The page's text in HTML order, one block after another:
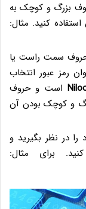
بزرگ و کوچک به
کنید. مثال:
سمت راست یا
رمز عبور انتخاب
است و حروف
و کوچک بودن آن
را در نظر بگیرید و
برای مثال: